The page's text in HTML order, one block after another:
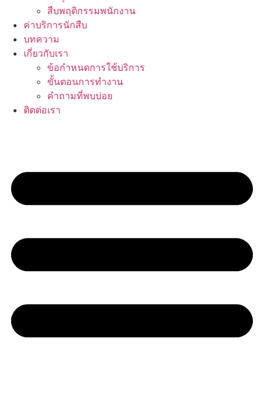
สืบพฤติกรรมพนักงาน
ค่าบริการนักสืบ
บทความ
เกี่ยวกับเรา
ข้อกำหนดการใช้บริการ
ขั้นตอนการทำงาน
คำถามที่พบบ่อย
ติดต่อเรา